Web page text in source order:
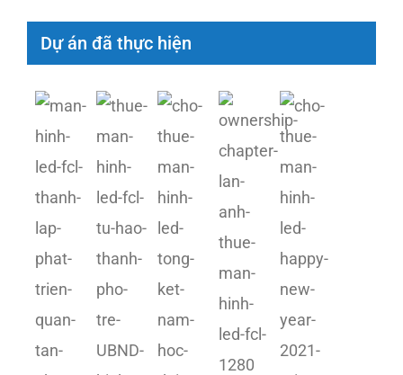
Dự án đã thực hiện